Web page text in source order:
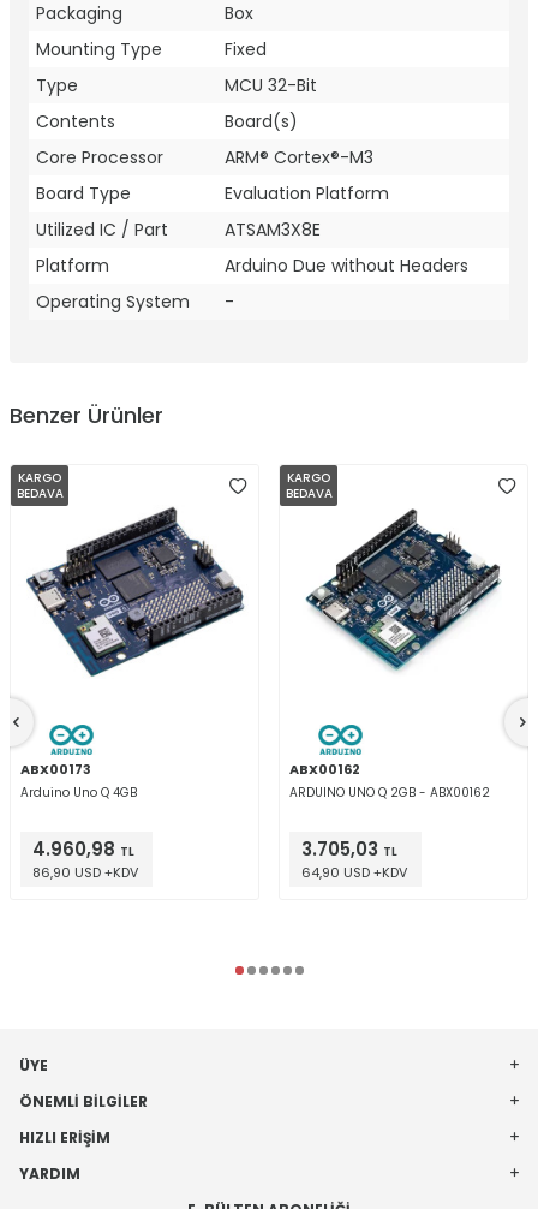
Packaging
Box
Mounting Type
Fixed
Type
MCU 32-Bit
Contents
Board(s)
Core Processor
ARM® Cortex®-M3
Board Type
Evaluation Platform
Utilized IC / Part
ATSAM3X8E
Platform
Arduino Due without Headers
Operating System
-
Benzer Ürünler
KARGO
BEDAVA
ABX00173
Arduino Uno Q 4GB
4.960,98 TL
86,90 USD +KDV
KARGO
BEDAVA
ABX00162
ARDUINO UNO Q 2GB - ABX00162
3.705,03 TL
64,90 USD +KDV
ÜYE
ÖNEMLI BILGILER
HIZLI ERIŞIM
YARDIM